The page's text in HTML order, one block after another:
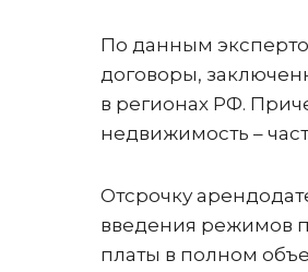
По данным
договоры,
в регионах РФ.
недвижимость –
Отсрочку
введения режимов
платы в полном